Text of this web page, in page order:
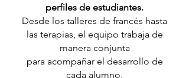
perfiles de estudiantes.
Desde los talleres de francés hasta
las terapias, el equipo trabaja de
manera conjunta
para acompañar el desarrollo de
cada alumno.